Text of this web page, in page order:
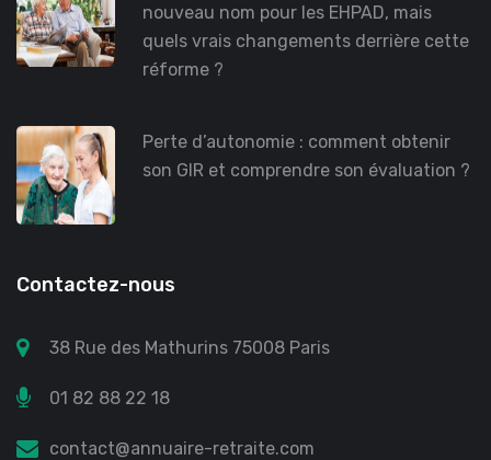
nouveau nom pour les EHPAD, mais
quels vrais changements derrière cette
réforme ?
Perte d’autonomie : comment obtenir
son GIR et comprendre son évaluation ?
Contactez-nous
38 Rue des Mathurins 75008 Paris
01 82 88 22 18
contact@annuaire-retraite.com